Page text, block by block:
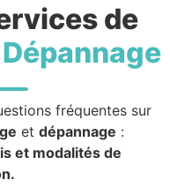
de
Dépannage
fréquentes sur
et dépannage :
et modalités de